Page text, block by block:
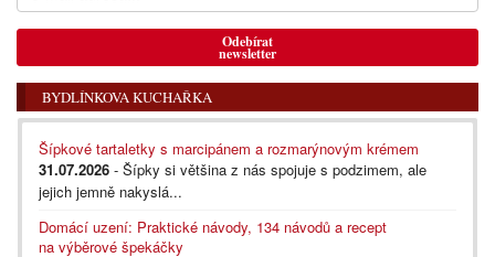
Odebírat
newsletter
BYDLÍNKOVA KUCHAŘKA
Šípkové tartaletky s marcipánem a rozmarýnovým krémem
31.07.2026 - Šípky si většina z nás spojuje s podzimem, ale
jejich jemně nakyslá...
Domácí uzení: Praktické návody, 134 návodů a recept
na výběrové špekáčky